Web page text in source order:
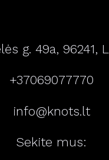
g. 49a, 96241,
+37069077770
info@knots.lt
Sekite mus: